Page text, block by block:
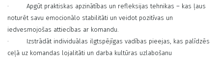
· Apgūt praktiskas apzinātības un refleksijas tehnikas – kas ļaus
noturēt savu emocionālo stabilitāti un veidot pozitīvas un
iedvesmojošas attiecības ar komandu.
· Izstrādāt individuālas ilgtspējīgas vadības pieejas, kas palīdzēs
ceļā uz komandas lojalitāti un darba kultūras uzlabošanu